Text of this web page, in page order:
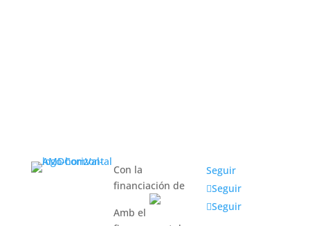
Con la
financiación de
Amb el
Seguir
Seguir
Seguir